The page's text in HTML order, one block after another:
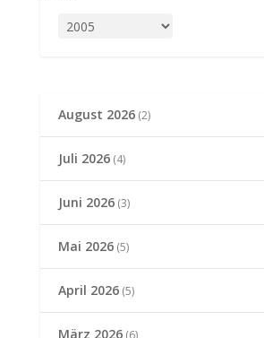
August 2026(2)
Juli 2026(4)
Juni 2026(3)
Mai 2026(5)
April 2026(5)
März 2026